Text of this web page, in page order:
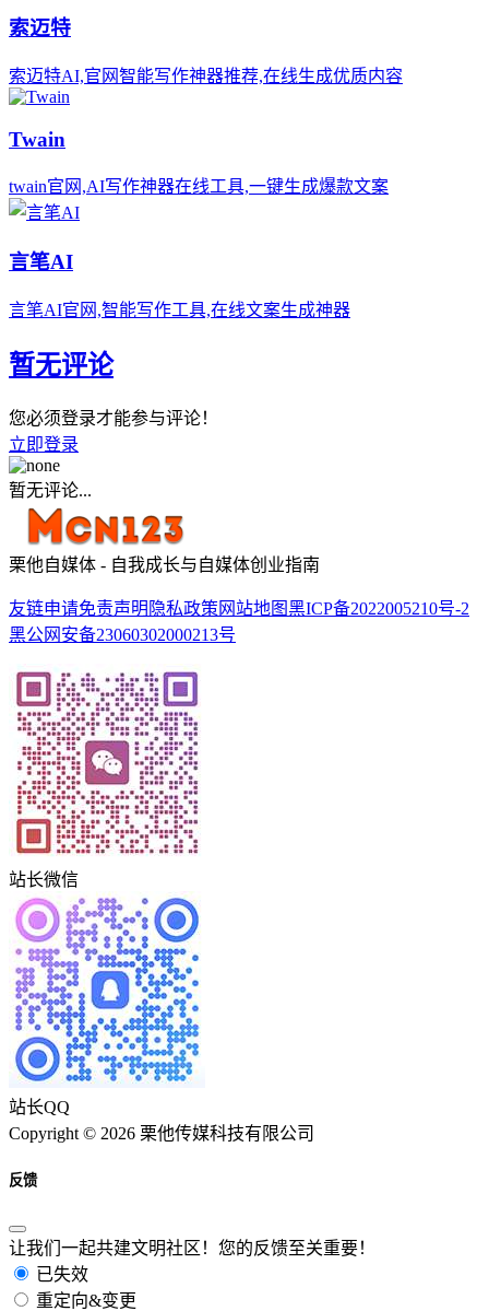
索迈特
索迈特AI,官网智能写作神器推荐,在线生成优质内容
Twain
twain官网,AI写作神器在线工具,一键生成爆款文案
言笔AI
言笔AI官网,智能写作工具,在线文案生成神器
暂无评论
您必须登录才能参与评论！
立即登录
暂无评论...
栗他自媒体 - 自我成长与自媒体创业指南
友链申请免责声明 隐私政策 网站地图黑ICP备2022005210号-2
黑公网安备23060302000213号
站长微信
站长QQ
Copyright © 2026 栗他传媒科技有限公司
反馈
让我们一起共建文明社区！您的反馈至关重要！
已失效
重定向&变更